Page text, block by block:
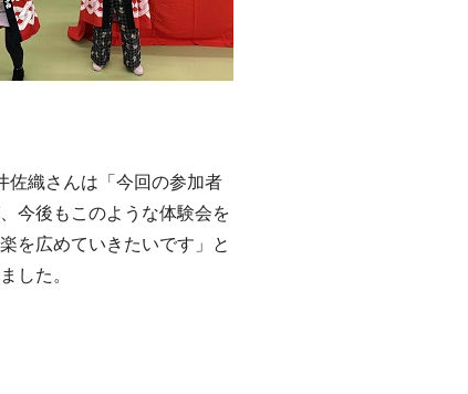
織さんは「今回の参加者
今後もこのような体験会を
を広めていきたいです」と
した。